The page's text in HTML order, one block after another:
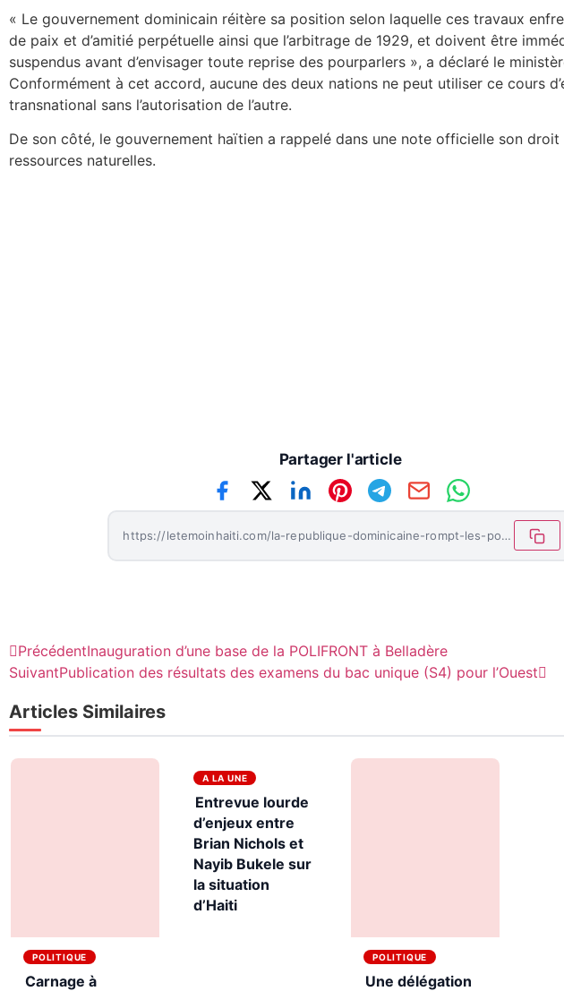
« Le gouvernement dominicain réitère sa position selon laquelle ces travaux
de paix et d’amitié perpétuelle ainsi que l’arbitrage de 1929, et doivent être
suspendus avant d’envisager toute reprise des pourparlers », a déclaré le
Conformément à cet accord, aucune des deux nations ne peut utiliser ce cours
transnational sans l’autorisation de l’autre.
De son côté, le gouvernement haïtien a rappelé dans une note officielle son droit
ressources naturelles.
Partager l'article
https://letemoinhaiti.com/la-republique-dominicaine-rompt-les-pourparlers-avec-haiti-sur-la-riviere-massacre/
PrécédentInauguration d’une base de la POLIFRONT à Belladère
SuivantPublication des résultats des examens du bac unique (S4) pour l’Ouest
Articles Similaires
POLITIQUE
Carnage à
A LA UNE
Entrevue lourde
d’enjeux entre
Brian Nichols et
Nayib Bukele sur
la situation
d’Haiti
POLITIQUE
Une délégation